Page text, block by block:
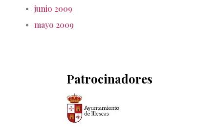
junio 2009
mayo 2009
Patrocinadores